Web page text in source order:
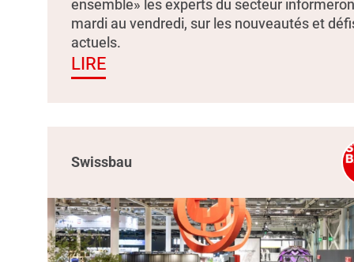
ensemble» les experts du secteur
mardi au vendredi, sur les nouveautés et
actuels.
LIRE
Swissbau